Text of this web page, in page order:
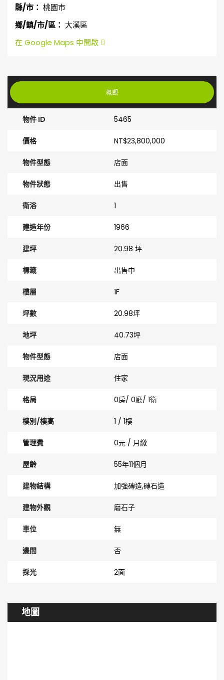
縣/市： 桃園市
鄉/鎮/市/區： 大溪區
在 Google Maps 中開啟
概觀
物件 ID 5465
價格 NT$23,800,000
物件型態 店面
物件狀態 出售
衛浴 1
建造年份 1966
建坪 20.98 坪
標籤 出售中
樓層 1F
坪數 20.98坪
地坪 40.73坪
物件型態 店面
現況用途 住家
格局 0房/ 0廳/ 1衛
樓別/樓高 1 / 1樓
管理費 0元 / 月繳
屋齡 55年11個月
建物結構 加強磚造,磚石造
建物外觀 磨石子
車位 無
邊間 否
採光 2面
地圖